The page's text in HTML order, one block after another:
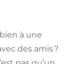
à une
des amis ?